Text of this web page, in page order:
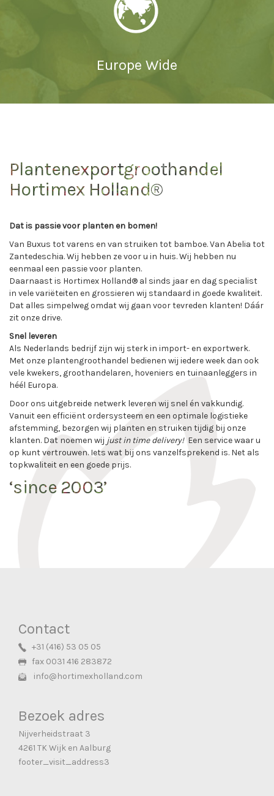
Europe Wide
Plantenexportgroothandel
Hortimex Holland®
Dat is passie voor planten en bomen!
Van Buxus tot varens en van struiken tot bamboe. Van Abelia tot
Zantedeschia. Wij hebben ze voor u in huis. Wij hebben nu
eenmaal een passie voor planten.
Daarnaast is Hortimex Holland® al sinds jaar en dag specialist
in vele variëteiten en grossieren wij standaard in goede kwaliteit.
Dat alles simpelweg omdat wij gaan voor tevreden klanten! Dáár
zit onze drive.
Snel leveren
Als Nederlands bedrijf zijn wij sterk in import- en exportwerk.
Met onze plantengroothandel bedienen wij iedere week dan ook
vele kwekers, groothandelaren, hoveniers en tuinaanleggers in
héél Europa.
Door ons uitgebreide netwerk leveren wij snel én vakkundig.
Vanuit een efficiënt ordersysteem en een optimale logistieke
afstemming, bezorgen wij planten en struiken tijdig bij onze
klanten. Dat noemen wij just in time delivery! Een service waar u
op kunt vertrouwen. Iets wat bij ons vanzelfsprekend is. Net als
topkwaliteit en een goede prijs.
‘since 2003’
Contact
+31 (416) 53 05 05
fax 0031 416 283872
info@hortimexholland.com
Bezoek adres
Nijverheidstraat 3
4261 TK Wijk en Aalburg
footer_visit_address3